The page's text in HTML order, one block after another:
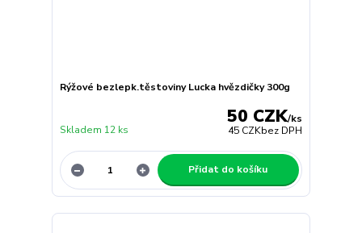
Rýžové bezlepk.těstoviny Lucka hvězdičky 300g
50 CZK/ks
45 CZKbez DPH
Skladem 12 ks
Přidat do košíku